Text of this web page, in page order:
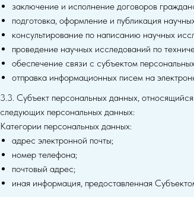
заключение и исполнение договоров
подготовка, оформление и публикация
консультирование по написанию научных
проведение научных исследований по
обеспечение связи с субъектом
отправка информационных писем на
3.3. Субъект персональных данных,
следующих персональных данных:
Категории персональных данных:
адрес электронной почты;
номер телефона;
почтовый адрес;
иная информация, предоставленная